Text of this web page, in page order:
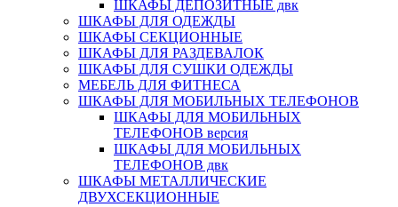
ШКАФЫ ДЕПОЗИТНЫЕ двк
ШКАФЫ ДЛЯ ОДЕЖДЫ
ШКАФЫ СЕКЦИОННЫЕ
ШКАФЫ ДЛЯ РАЗДЕВАЛОК
ШКАФЫ ДЛЯ СУШКИ ОДЕЖДЫ
МЕБЕЛЬ ДЛЯ ФИТНЕСА
ШКАФЫ ДЛЯ МОБИЛЬНЫХ ТЕЛЕФОНОВ
ШКАФЫ ДЛЯ МОБИЛЬНЫХ
ТЕЛЕФОНОВ версия
ШКАФЫ ДЛЯ МОБИЛЬНЫХ
ТЕЛЕФОНОВ двк
ШКАФЫ МЕТАЛЛИЧЕСКИЕ
ДВУХСЕКЦИОННЫЕ